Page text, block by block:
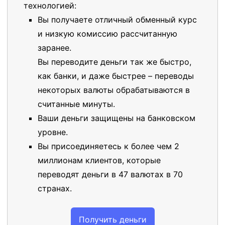
технологией:
Вы получаете отличный обменный курс
и низкую комиссию рассчитанную
заранее.
Вы переводите деньги так же быстро,
как банки, и даже быстрее – переводы
некоторых валюты обрабатываются в
считанные минуты.
Ваши деньги защищены на банковском
уровне.
Вы присоединяетесь к более чем 2
миллионам клиентов, которые
переводят деньги в 47 валютах в 70
странах.
Получить деньги